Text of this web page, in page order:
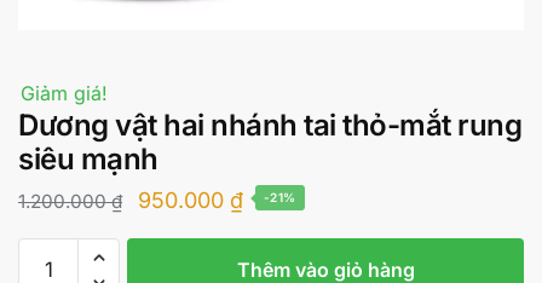
Giảm giá!
Dương vật hai nhánh tai thỏ-mắt rung
siêu mạnh
1.200.000₫
Giá
gốc
950.000 ₫Giá
hiện
tại
-21%
Thêm vào giỏ hàng